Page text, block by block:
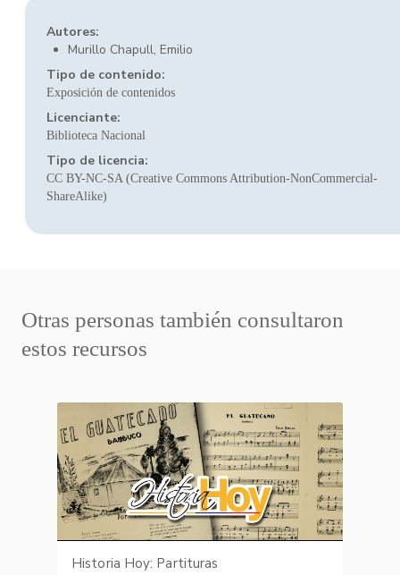
Autores:
Murillo Chapull, Emilio
Tipo de contenido:
Exposición de contenidos
Licenciante:
Biblioteca Nacional
Tipo de licencia:
CC BY-NC-SA (Creative Commons Attribution-NonCommercial-
ShareAlike)
Otras personas también consultaron
estos recursos
Historia Hoy: Partituras